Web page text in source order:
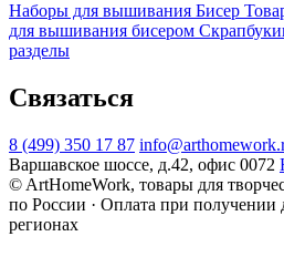
Наборы для вышивания Бисер
для вышивания бисером
разделы
Связаться
8 (499) 350 17 87
Варшавское шоссе, д.42, офис 0072
© ArtHomeWork, товары для
по России · Оплата при получении
регионах